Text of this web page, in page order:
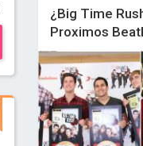
¿Big Time
Proximos